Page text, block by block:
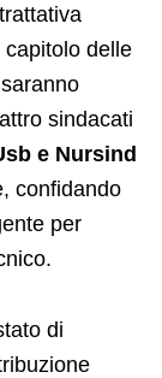
delle
sindacati
e Nursind
confidando
per
di